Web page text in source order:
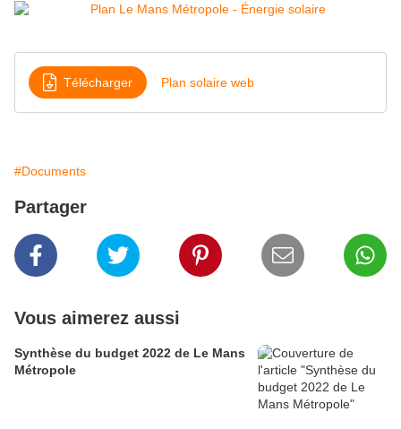
Télécharger Plan solaire web
#Documents
Partager
Vous aimerez aussi
Synthèse du budget 2022 de Le Mans
Métropole